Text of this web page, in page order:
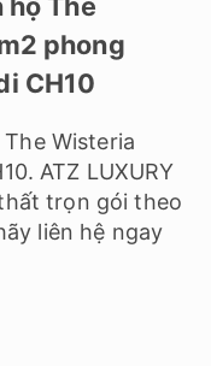
phong
CH10
Wisteria
ATZ LUXURY
trọn gói theo
liên hệ ngay